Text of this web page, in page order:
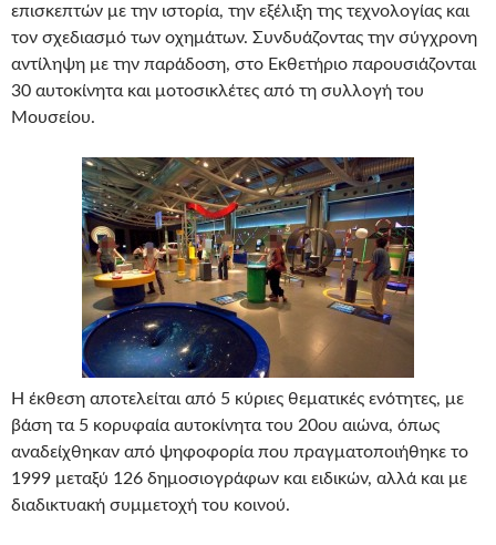
επισκεπτών με την ιστορία, την εξέλιξη της τεχνολογίας και
τον σχεδιασμό των οχημάτων. Συνδυάζοντας την σύγχρονη
αντίληψη με την παράδοση, στο Εκθετήριο παρουσιάζονται
30 αυτοκίνητα και μοτοσικλέτες από τη συλλογή του
Μουσείου.
Η έκθεση αποτελείται από 5 κύριες θεματικές ενότητες, με
βάση τα 5 κορυφαία αυτοκίνητα του 20ου αιώνα, όπως
αναδείχθηκαν από ψηφοφορία που πραγματοποιήθηκε το
1999 μεταξύ 126 δημοσιογράφων και ειδικών, αλλά και με
διαδικτυακή συμμετοχή του κοινού.